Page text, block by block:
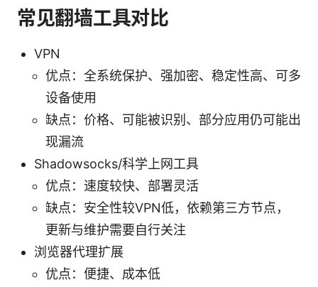
常见翻墙工具对比
VPN
优点：全系统保护、强加密、稳定性高、可多
设备使用
缺点：价格、可能被识别、部分应用仍可能出
现漏流
Shadowsocks/科学上网工具
优点：速度较快、部署灵活
缺点：安全性较VPN低，依赖第三方节点，
更新与维护需要自行关注
浏览器代理扩展
优点：便捷、成本低